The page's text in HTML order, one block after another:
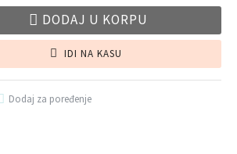
DODAJ U KORPU
IDI NA KASU
Dodaj za poređenje